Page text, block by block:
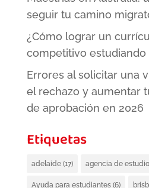
seguir tu camino
¿Cómo lograr un
competitivo estudiando
Errores al solicitar una
el rechazo y aumentar
de aprobación en 2026
Etiquetas
adelaide(17) agencia de
Ayuda para estudiantes(6)